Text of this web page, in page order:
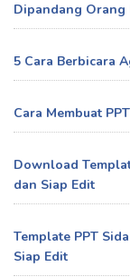
Dipandang Orang
5 Cara Berbicara
Cara Membuat
Download
dan Siap Edit
Template PPT
Siap Edit